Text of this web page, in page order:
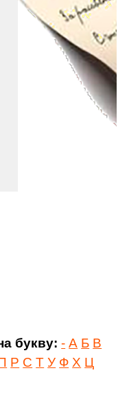
букву: - А Б В
Р С Т У Ф Х Ц